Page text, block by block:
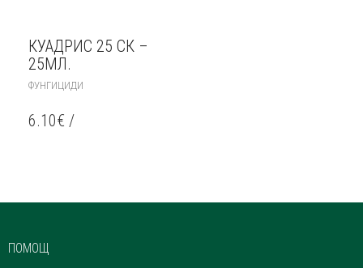
КУАДРИС 25 СК –
25МЛ.
ФУНГИЦИДИ
6.10€ /
ПОМОЩ